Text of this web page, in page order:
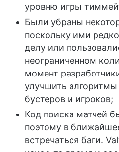
уровню игры
Были убраны
поскольку ими
делу или
неограниченном
момент
улучшить алгоритмы
бустеров и игроков;
Код поиска матчей
поэтому в
встречаться баги.